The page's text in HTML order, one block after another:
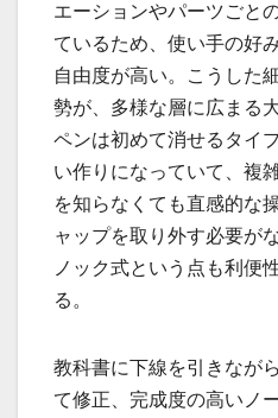
エーションやパーツごと
ているため、使い手の好
自由度が高い。こうした
勢が、多様な層に広まる
ペンは初めて消せるタイ
い作りになっていて、複
を知らなくても直感的な
ャップを取り外す必要が
ノック式という点も利便
る。
教科書に下線を引きなが
て修正、完成度の高いノ